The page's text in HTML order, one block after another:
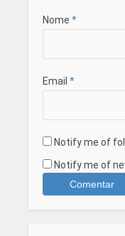
Nome *
Email *
Notify me of
Notify me of